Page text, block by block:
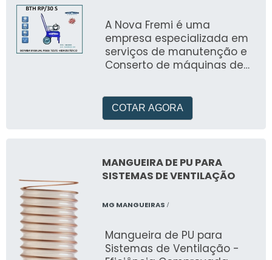
A Nova Fremi é uma
empresa especializada em
serviços de manutenção e
Conserto de máquinas de
COTAR AGORA
MANGUEIRA DE PU PARA
SISTEMAS DE VENTILAÇÃO
MG MANGUEIRAS /
Mangueira de PU para
Sistemas de Ventilação -